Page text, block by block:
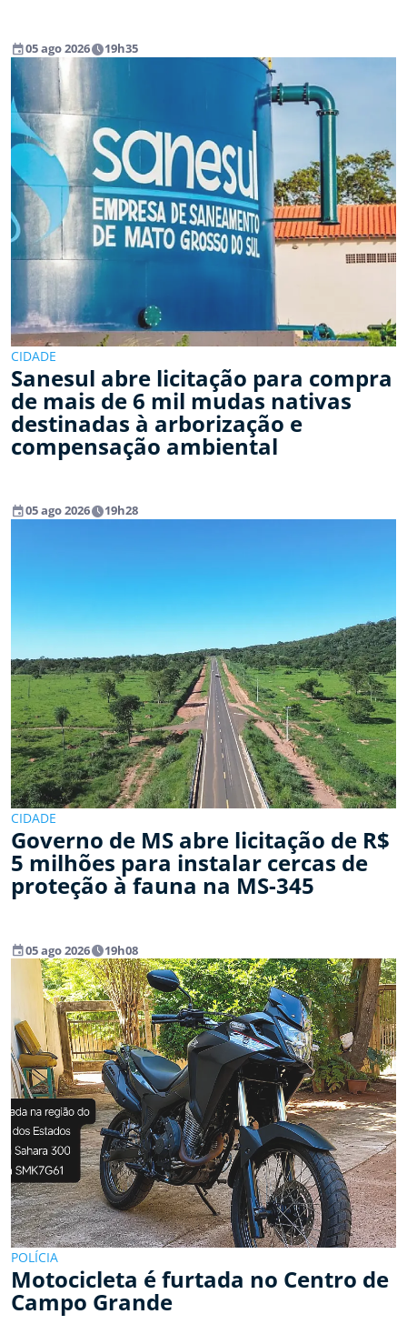
event05 ago 2026watch_later19h35
CIDADE
Sanesul abre licitação para compra
de mais de 6 mil mudas nativas
destinadas à arborização e
compensação ambiental
event05 ago 2026watch_later19h28
CIDADE
Governo de MS abre licitação de R$
5 milhões para instalar cercas de
proteção à fauna na MS-345
event05 ago 2026watch_later19h08
POLÍCIA
Motocicleta é furtada no Centro de
Campo Grande